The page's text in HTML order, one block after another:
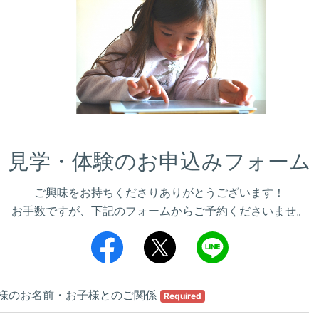
見学・体験のお申込みフォーム
ご興味をお持ちくださりありがとうございます！
お手数ですが、下記のフォームからご予約くださいませ。
のお名前・お子様とのご関係 Required